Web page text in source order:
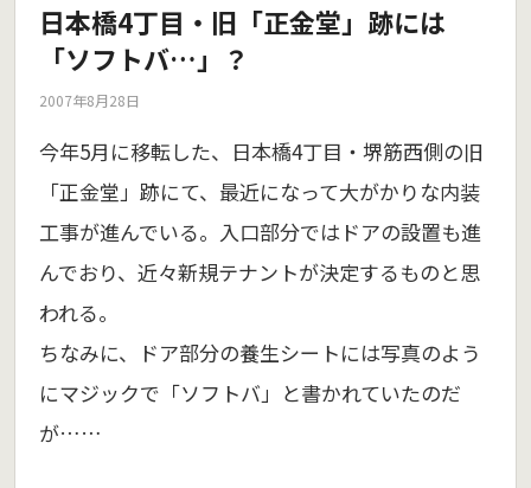
日本橋4丁目・旧「正金堂」跡には
「ソフトバ…」？
2007年8月28日
今年5月に移転した、日本橋4丁目・堺筋西側の旧
「正金堂」跡にて、最近になって大がかりな内装
工事が進んでいる。入口部分ではドアの設置も進
んでおり、近々新規テナントが決定するものと思
われる。
ちなみに、ドア部分の養生シートには写真のよう
にマジックで「ソフトバ」と書かれていたのだ
が……